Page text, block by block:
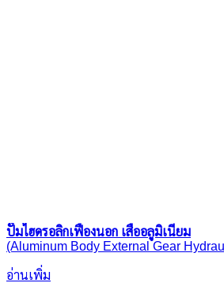
ปั๊มไฮดรอลิกเฟืองนอก เสื้ออลูมิเนียม
(Aluminum Body External Gear
อ่านเพิ่ม